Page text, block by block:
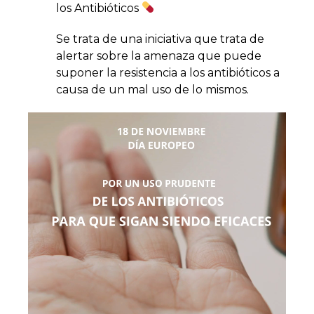
los Antibióticos
Se trata de una iniciativa que trata de
alertar sobre la amenaza que puede
suponer la resistencia a los antibióticos a
causa de un mal uso de lo mismos.